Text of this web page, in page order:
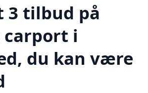
3 tilbud på
i
du kan være